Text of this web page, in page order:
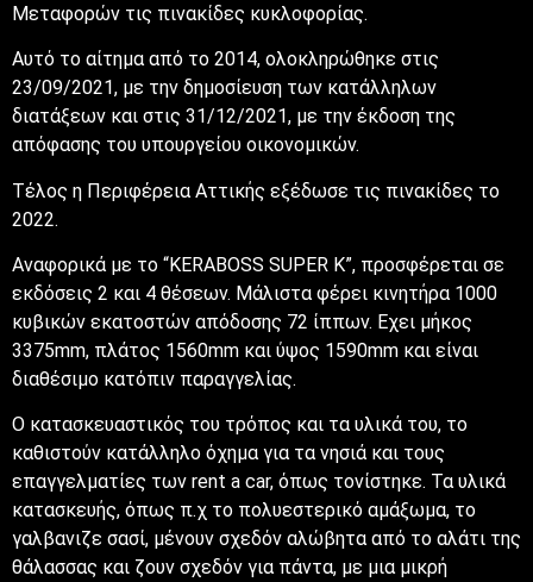
Μεταφορών τις πινακίδες κυκλοφορίας.
Αυτό το αίτημα από το 2014, ολοκληρώθηκε στις
23/09/2021, με την δημοσίευση των κατάλληλων
διατάξεων και στις 31/12/2021, με την έκδοση της
απόφασης του υπουργείου οικονομικών.
Τέλος η Περιφέρεια Αττικής εξέδωσε τις πινακίδες το
2022.
Αναφορικά με το “KERABOSS SUPER K”, προσφέρεται σε
εκδόσεις 2 και 4 θέσεων. Μάλιστα φέρει κινητήρα 1000
κυβικών εκατοστών απόδοσης 72 ίππων. Εχει μήκος
3375mm, πλάτος 1560mm και ύψος 1590mm και είναι
διαθέσιμο κατόπιν παραγγελίας.
Ο κατασκευαστικός του τρόπος και τα υλικά του, το
καθιστούν κατάλληλο όχημα για τα νησιά και τους
επαγγελματίες των rent a car, όπως τονίστηκε. Τα υλικά
κατασκευής, όπως π.χ το πολυεστερικό αμάξωμα, το
γαλβανιζε σασί, μένουν σχεδόν αλώβητα από το αλάτι της
θάλασσας και ζουν σχεδόν για πάντα, με μια μικρή